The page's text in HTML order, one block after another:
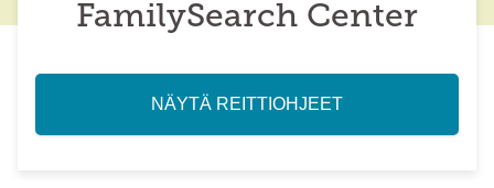
FamilySearch Center
NÄYTÄ REITTIOHJEET